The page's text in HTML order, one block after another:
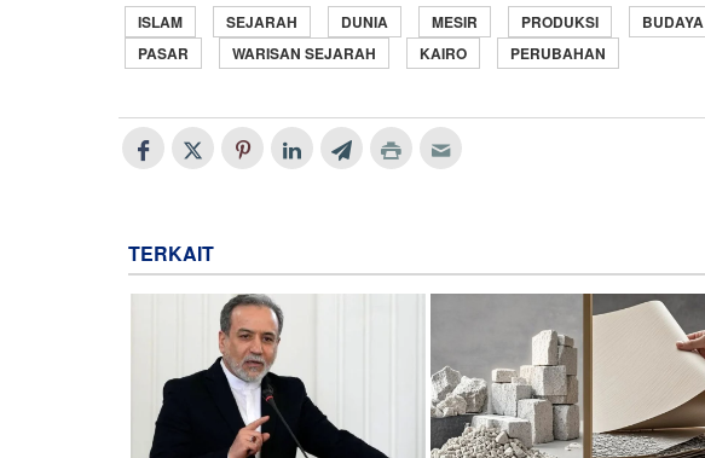
ISLAM SEJARAH DUNIA MESIR PRODUKSI BUDAYA
PASAR
WARISAN SEJARAH KAIRO PERUBAHAN
TERKAIT